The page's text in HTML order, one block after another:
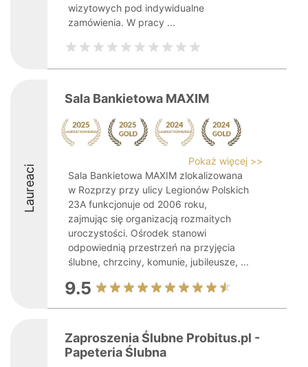
wizytowych pod indywidualne
zamówienia. W pracy ...
Laureaci
Sala Bankietowa MAXIM
Pokaż więcej >>
Sala Bankietowa MAXIM zlokalizowana
w Rozprzy przy ulicy Legionów Polskich
23A funkcjonuje od 2006 roku,
zajmując się organizacją rozmaitych
uroczystości. Ośrodek stanowi
odpowiednią przestrzeń na przyjęcia
ślubne, chrzciny, komunie, jubileusze, ...
9.5
Zaproszenia Ślubne Probitus.pl -
Papeteria Ślubna